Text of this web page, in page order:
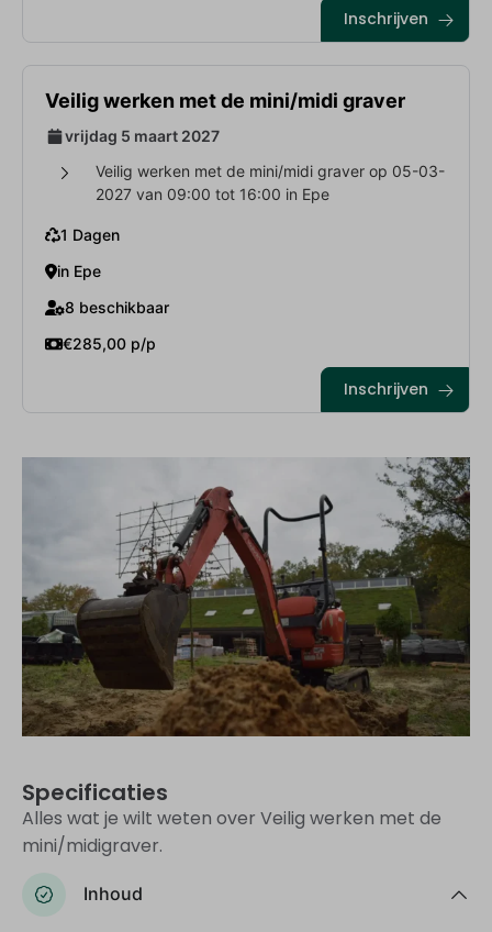
Inschrijven
Veilig werken met de mini/midi graver
vrijdag 5 maart 2027
Veilig werken met de mini/midi graver op 05-03-
2027 van 09:00 tot 16:00 in Epe
1 Dagen
in Epe
8 beschikbaar
€285,00 p/p
Inschrijven
Specificaties
Alles wat je wilt weten over Veilig werken met de
mini/midigraver.
Inhoud